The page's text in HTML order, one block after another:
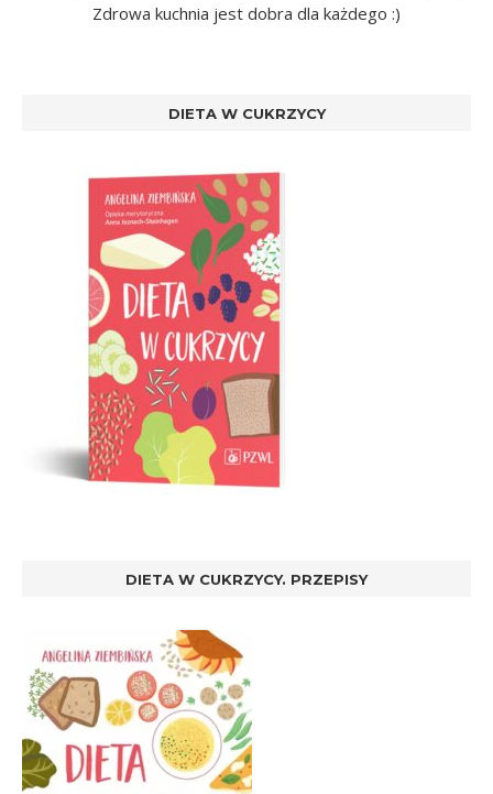
Zdrowa kuchnia jest dobra dla każdego :)
DIETA W CUKRZYCY
DIETA W CUKRZYCY. PRZEPISY